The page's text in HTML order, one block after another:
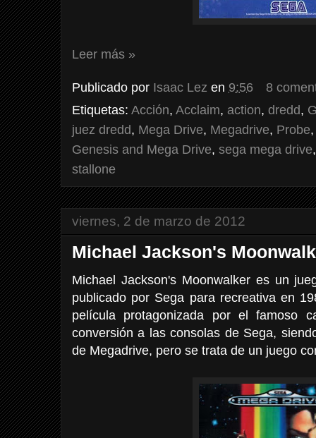
Leer más »
Publicado por Isaac Lez en 9:56
8
Etiquetas: Acción, Acclaim, action, dredd,
juez dredd, Mega Drive, Megadrive, Probe
Genesis and Mega Drive, sega mega drive
stallone
viernes, 2 de marzo de 2012
Michael Jackson's
Michael Jackson's Moonwalker es un
publicado por Sega para recreativa en
película protagonizada por el famoso
conversión a las consolas de Sega,
de Megadrive, pero se trata de un juego